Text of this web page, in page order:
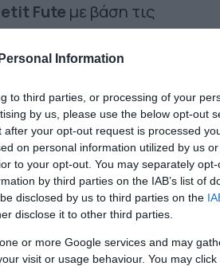
Information
to third parties, or processing of your
by us, please use the below opt-out
your opt-out request is processed
on personal information utilized by us
to your opt-out. You may separately
by third parties on the IAB’s list of
disclosed by us to third parties on the
disclose it to other third parties.
or more Google services and may
visit or usage behaviour. You may
Fute με βάση τις
στον κατάλογο, «το
για νέους που
έχει να δείξει ένα νέο
που έρχονται να
χωριό της, το
της, σε μήνες
πρώτοι όλες τις